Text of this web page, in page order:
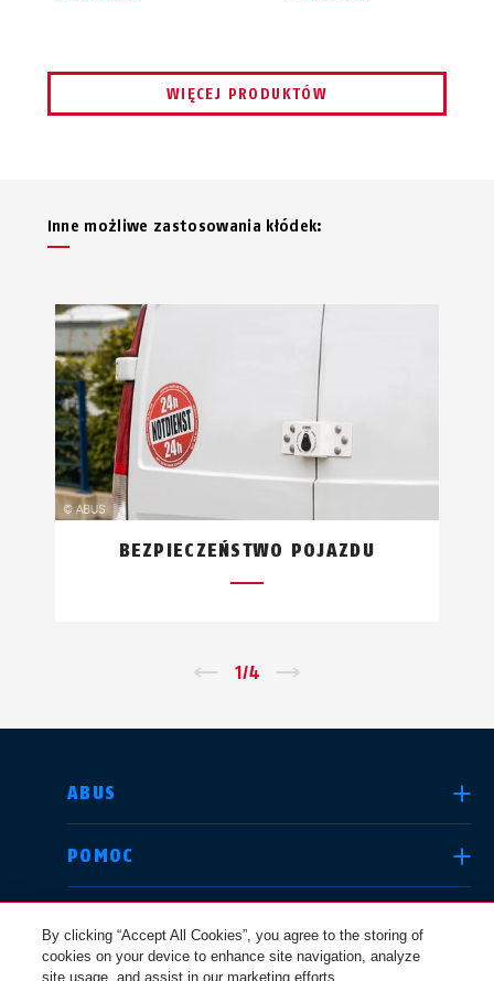
WIĘCEJ PRODUKTÓW
Inne możliwe zastosowania kłódek:
BEZPIECZEŃSTWO POJAZDU
1/4
ABUS
POMOC
WYBIERZ KRAJ
By clicking “Accept All Cookies”, you agree to the storing of
cookies on your device to enhance site navigation, analyze
site usage, and assist in our marketing efforts.